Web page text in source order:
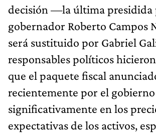
decisión —la última presidida
gobernador Roberto Campos
será sustituido por Gabriel
responsables políticos
que el paquete fiscal
recientemente por el
significativamente en los
expectativas de los activos,